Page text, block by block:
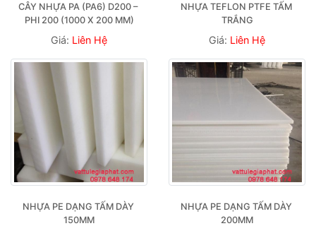
CÂY NHỰA PA (PA6) D200 –
PHI 200 (1000 X 200 MM)
Giá: Liên Hệ
NHỰA TEFLON PTFE TẤM
TRẮNG
Giá: Liên Hệ
NHỰA PE DẠNG TẤM DÀY
150MM
NHỰA PE DẠNG TẤM DÀY
200MM